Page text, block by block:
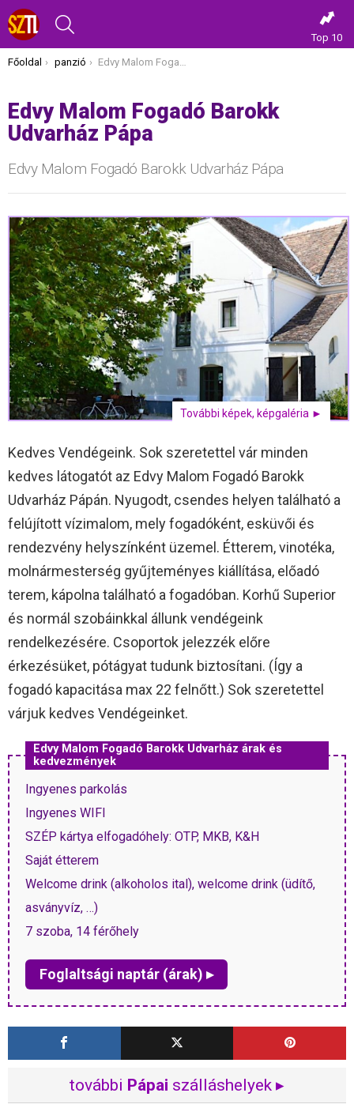
Top 10
Itt vagy most:
Főoldal panzió Edvy Malom Fogadó Barokk Udvarház Pápa
Edvy Malom Fogadó Barokk
Udvarház Pápa
Edvy Malom Fogadó Barokk Udvarház Pápa
További képek, képgaléria ►
Kedves Vendégeink. Sok szeretettel vár minden
kedves látogatót az Edvy Malom Fogadó Barokk
Udvarház Pápán. Nyugodt, csendes helyen található a
felújított vízimalom, mely fogadóként, esküvői és
rendezvény helyszínként üzemel. Étterem, vinotéka,
molnármesterség gyűjteményes kiállítása, előadó
terem, kápolna található a fogadóban. Korhű Superior
és normál szobáinkkal állunk vendégeink
rendelkezésére. Csoportok jelezzék előre
érkezésüket, pótágyat tudunk biztosítani. (Így a
fogadó kapacitása max 22 felnőtt.) Sok szeretettel
várjuk kedves Vendégeinket.
Edvy Malom Fogadó Barokk Udvarház árak és
kedvezmények
Ingyenes parkolás
Ingyenes WIFI
SZÉP kártya elfogadóhely: OTP, MKB, K&H
Saját étterem
Welcome drink (alkoholos ital), welcome drink (üdítő,
asványvíz, …)
7 szoba, 14 férőhely
Foglaltsági naptár (árak) ▸
további Pápai szálláshelyek ▸